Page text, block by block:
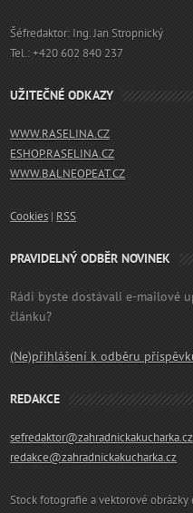
Šéfredaktor: Ing. Jan Stropnický
Tel.: +420 602 840 237
UŽITEČNÉ ODKAZY
WWW.RASELINA.CZ
ESHOP.RASELINA.CZ
WWW.BALNEOPEAT.CZ
Cookies | RSS
PRAVIDELNÝ ODBĚR NOVINEK
Rádi byste dostávali e-mailové
článku?
(Ne)přihlášení k odběru
REDAKCE
sefredaktor@zahradnickakucharka.cz
redakce@zahradnickakucharka.cz
Stock fotografie a vektorové obrázky